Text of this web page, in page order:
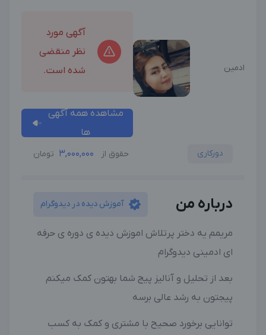
ادمین
آگهی مورد
نظر منقضی
شده است.
مشاهده همه آگهی
ها
دورکاری حقوق از 3,000,000 تومان
درباره من آموزش دیده در دیدوگرام
مریمم یه دختر پرتلاش اموزش دیده ی دوره ی حرفه
ای ادمینی دیدوگرام
بعد از تحلیل و آنالیز پیج شما بهتون کمک میکنم
پیجتون به رشد عالی برسه
توانایی برخورد صحیح با مشتری و کمک به کسب